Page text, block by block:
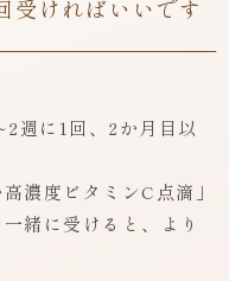
受ければいいです
週に1回、2か月目以
濃度ビタミンC点滴」
緒に受けると、より